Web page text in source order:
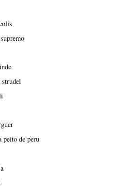
peito de peru